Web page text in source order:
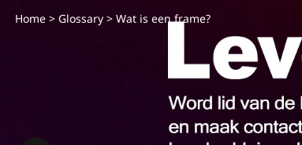
e
Home> Glossary> Wat is een frame?